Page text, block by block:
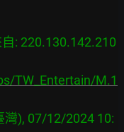
: 220.130.142.210
TW_Entertain/M.1
灣), 07/12/2024 10: